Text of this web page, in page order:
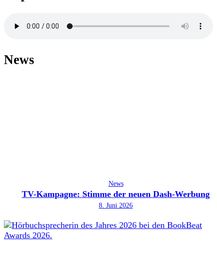
News
News
TV-Kampagne: Stimme der neuen Dash-Werbung
8. Juni 2026